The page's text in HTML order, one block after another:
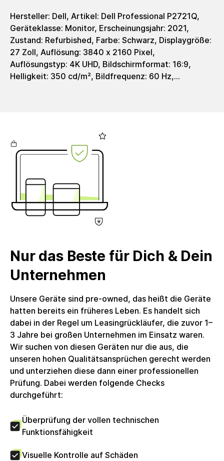
Hersteller: Dell, Artikel: Dell Professional P2721Q,
Geräteklasse: Monitor, Erscheinungsjahr: 2021,
Zustand: Refurbished, Farbe: Schwarz, Displaygröße:
27 Zoll, Auflösung: 3840 x 2160 Pixel,
Auflösungstyp: 4K UHD, Bildschirmformat: 16:9,
Helligkeit: 350 cd/m², Bildfrequenz: 60 Hz,
Gen 1; downstream), 1x HDMI 2.0, 1x DisplayPort 1.2.,
1x 3.5 mm Audio Out, Gewicht: 5100 g, EAN:
5397184409466, Herstellerartikelnummer: 210-
weiteres Zubehör enthalten. Das Produkt wird in
einer nachhaltigen Alternativverpackung
geliefert.Umsatzsteuer: Die Rechnung wird mit voller
ausgewiesener Umsatzsteuer erstellt, welche
Differenzbesteuerung.
Nur das Beste für Dich & Dein
Unternehmen
Unsere Geräte sind pre-owned, das heißt die Geräte
hatten bereits ein früheres Leben. Es handelt sich
dabei in der Regel um Leasingrückläufer, die zuvor 1–
3 Jahre bei großen Unternehmen im Einsatz waren.
Wir suchen von diesen Geräten nur die aus, die
unseren hohen Qualitätsansprüchen gerecht werden
und unterziehen diese dann einer professionellen
Prüfung. Dabei werden folgende Checks
durchgeführt:
Überprüfung der vollen technischen
Funktionsfähigkeit
Visuelle Kontrolle auf Schäden